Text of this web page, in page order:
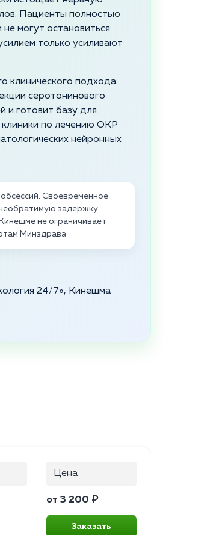
Пациенты полностью
могут остановиться
только усиливают
клинического подхода.
серотонинового
и готовит базу для
по лечению ОКР
нейронных
Своевременное
задержку
не ограничивает
Минздрава
24/7», Кинешма
Цена
от 3 200 ₽
Заказать